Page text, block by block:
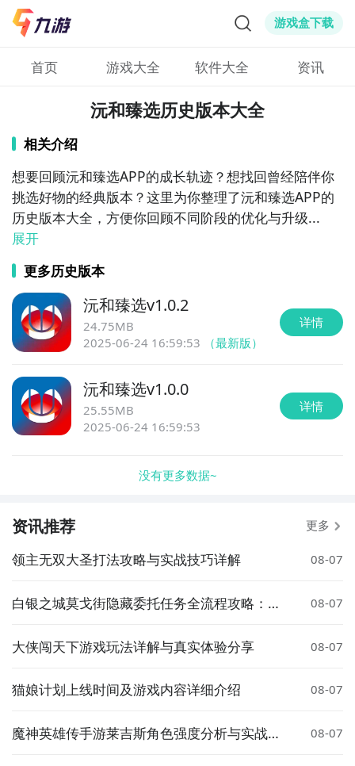
游戏盒下载
首页 游戏大全 软件大全 资讯
沅和臻选历史版本大全
相关介绍
想要回顾沅和臻选APP的成长轨迹？想找回曾经陪伴你
挑选好物的经典版本？这里为你整理了沅和臻选APP的
历史版本大全，方便你回顾不同阶段的优化与升级...
展开
更多历史版本
沅和臻选v1.0.2
24.75MB
2025-06-24 16:59:53
（最新版）
详情
沅和臻选v1.0.0
25.55MB
2025-06-24 16:59:53
详情
没有更多数据~
资讯推荐 更多
领主无双大圣打法攻略与实战技巧详解 08-07
白银之城莫戈街隐藏委托任务全流程攻略：触
08-07
大侠闯天下游戏玩法详解与真实体验分享 08-07
猫娘计划上线时间及游戏内容详细介绍 08-07
魔神英雄传手游莱吉斯角色强度分析与实战搭
08-07